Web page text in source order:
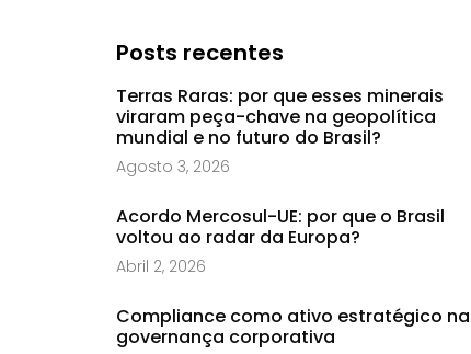
Posts recentes
Terras Raras: por que esses minerais
viraram peça-chave na geopolítica
mundial e no futuro do Brasil?
Agosto 3, 2026
Acordo Mercosul-UE: por que o Brasil
voltou ao radar da Europa?
Abril 2, 2026
Compliance como ativo estratégico na
governança corporativa